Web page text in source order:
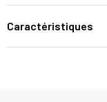
Caractéristiques